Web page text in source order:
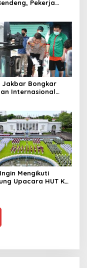
Pekerja
Jakbar Bongkar
Internasional
dan Barang Bukti
Rp119 Miliar
Mengikuti
Upacara HUT Ke-